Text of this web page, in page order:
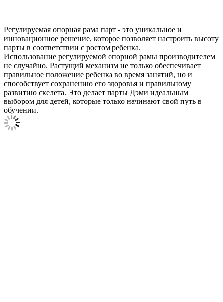
Регулируемая опорная рама парт - это уникальное и
инновационное решение, которое позволяет настроить высоту
парты в соответствии с ростом ребенка.
Использование регулируемой опорной рамы производителем
не случайно. Растущий механизм не только обеспечивает
правильное положение ребенка во время занятий, но и
способствует сохранению его здоровья и правильному
развитию скелета. Это делает парты Дэми идеальным
выбором для детей, которые только начинают свой путь в
обучении.